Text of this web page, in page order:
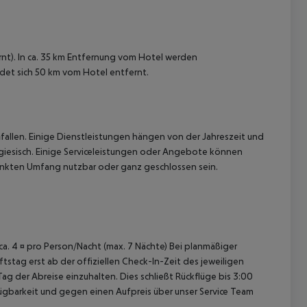
In ca. 35 km Entfernung vom Hotel werden
sich 50 km vom Hotel entfernt.
Einige Dienstleistungen hängen von der Jahreszeit und
Einige Serviceleistungen oder Angebote können
Umfang nutzbar oder ganz geschlossen sein.
4 ¤ pro Person/Nacht (max. 7 Nächte) Bei planmäßiger
erst ab der offiziellen Check-In-Zeit des jeweiligen
der Abreise einzuhalten. Dies schließt Rückflüge bis 3:00
und gegen einen Aufpreis über unser Service Team